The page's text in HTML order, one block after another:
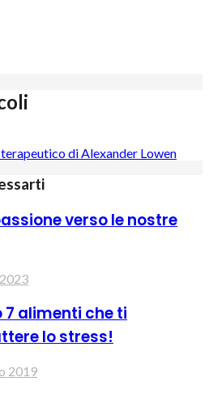
di Alexander Lowen
verso le nostre
7 alimenti che ti
lo stress!
2019